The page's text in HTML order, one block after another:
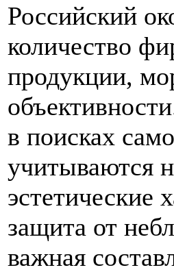
Российский
количество
продукции,
в поисках
учитываются
эстетические
защита от
важная